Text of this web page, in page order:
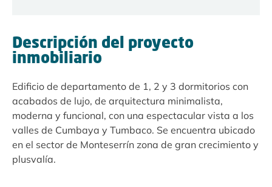
Descripción del proyecto
inmobiliario
Edificio de departamento de 1, 2 y 3 dormitorios con
acabados de lujo, de arquitectura minimalista,
moderna y funcional, con una espectacular vista a los
valles de Cumbaya y Tumbaco. Se encuentra ubicado
en el sector de Monteserrín zona de gran crecimiento y
plusvalía.